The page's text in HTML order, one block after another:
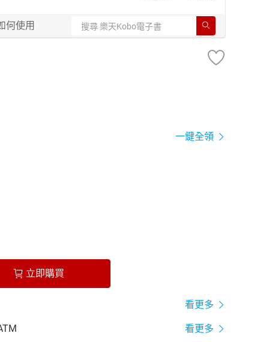
何使用
一鍵全領
立即購買
看更多
看更多